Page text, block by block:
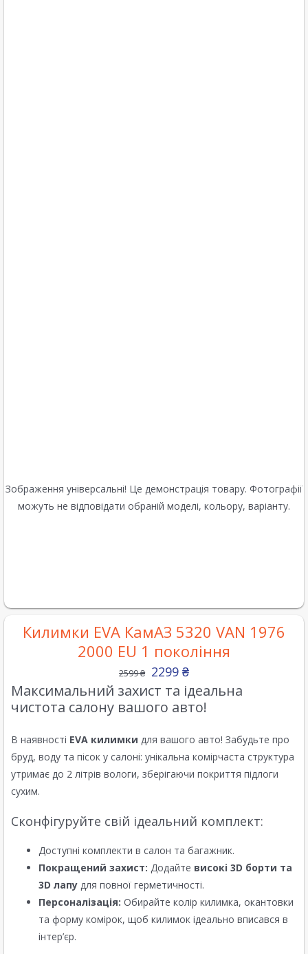
Зображення універсальні! Це демонстрація товару. Фотографії
можуть не відповідати обраній моделі, кольору, варіанту.
Килимки EVA КамАЗ 5320 VAN 1976
2000 EU 1 покоління
2599₴ 2299 ₴
Максимальний захист та ідеальна
чистота салону вашого авто!
В наявності EVA килимки для вашого авто! Забудьте про
бруд, воду та пісок у салоні: унікальна комірчаста структура
утримає до 2 літрів вологи, зберігаючи покриття підлоги
сухим.
Сконфігуруйте свій ідеальний комплект:
Доступні комплекти в салон та багажник.
Покращений захист: Додайте високі 3D борти та
3D лапу для повної герметичності.
Персоналізація: Обирайте колір килимка, окантовки
та форму комірок, щоб килимок ідеально вписався в
інтер’єр.